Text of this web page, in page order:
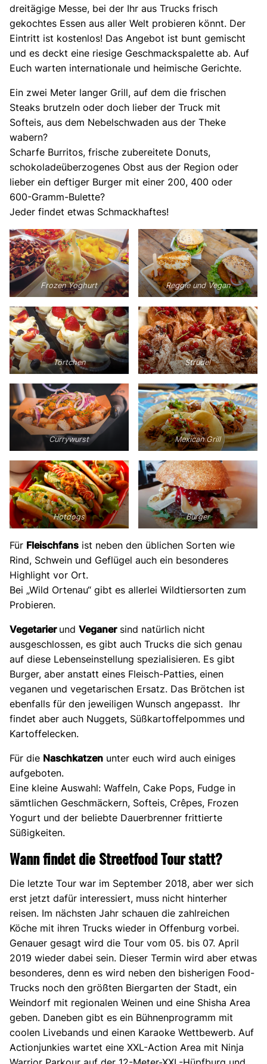
dreitägige Messe, bei der Ihr aus Trucks frisch
gekochtes Essen aus aller Welt probieren könnt. Der
Eintritt ist kostenlos! Das Angebot ist bunt gemischt
und es deckt eine riesige Geschmackspalette ab. Auf
Euch warten internationale und heimische Gerichte.
Ein zwei Meter langer Grill, auf dem die frischen
Steaks brutzeln oder doch lieber der Truck mit
Softeis, aus dem Nebelschwaden aus der Theke
wabern?
Scharfe Burritos, frische zubereitete Donuts,
schokoladeüberzogenes Obst aus der Region oder
lieber ein deftiger Burger mit einer 200, 400 oder
600-Gramm-Bulette?
Jeder findet etwas Schmackhaftes!
Frozen Yoghurt Reggie und Vegan
Törtchen Strudel
Currywurst Mexican Grill
Hotdogs Burger
Für Fleischfans ist neben den üblichen Sorten wie
Rind, Schwein und Geflügel auch ein besonderes
Highlight vor Ort.
Bei „Wild Ortenau“ gibt es allerlei Wildtiersorten zum
Probieren.
Vegetarier und Veganersind natürlich nicht
ausgeschlossen, es gibt auch Trucks die sich genau
auf diese Lebenseinstellung spezialisieren. Es gibt
Burger, aber anstatt eines Fleisch-Patties, einen
veganen und vegetarischen Ersatz. Das Brötchen ist
ebenfalls für den jeweiligen Wunsch angepasst. Ihr
findet aber auch Nuggets, Süßkartoffelpommes und
Kartoffelecken.
Für die Naschkatzen unter euch wird auch einiges
aufgeboten.
Eine kleine Auswahl: Waffeln, Cake Pops, Fudge in
sämtlichen Geschmäckern, Softeis, Crêpes, Frozen
Yogurt und der beliebte Dauerbrenner frittierte
Süßigkeiten.
Wann findet die Streetfood Tour statt?
Die letzte Tour war im September 2018, aber wer sich
erst jetzt dafür interessiert, muss nicht hinterher
reisen. Im nächsten Jahr schauen die zahlreichen
Köche mit ihren Trucks wieder in Offenburg vorbei.
Genauer gesagt wird die Tour vom 05. bis 07. April
2019 wieder dabei sein. Dieser Termin wird aber etwas
besonderes, denn es wird neben den bisherigen Food-
Trucks noch den größten Biergarten der Stadt, ein
Weindorf mit regionalen Weinen und eine Shisha Area
geben. Daneben gibt es ein Bühnenprogramm mit
coolen Livebands und einen Karaoke Wettbewerb. Auf
Actionjunkies wartet eine XXL-Action Area mit Ninja